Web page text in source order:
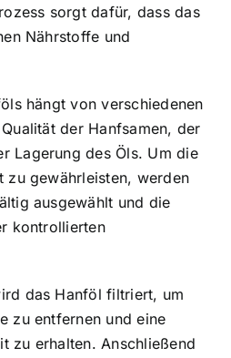
sorgt dafür, dass das
Nährstoffe und
hängt von verschiedenen
der Hanfsamen, der
Lagerung des Öls. Um die
zu gewährleisten, werden
ausgewählt und die
kontrollierten
das Hanföl filtriert, um
zu entfernen und eine
zu erhalten. Anschließend